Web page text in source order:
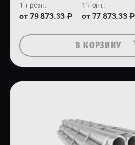
1 т розн.
от 79 873.33 ₽
1 т опт.
от 77 873.33 ₽
В КОРЗИНУ